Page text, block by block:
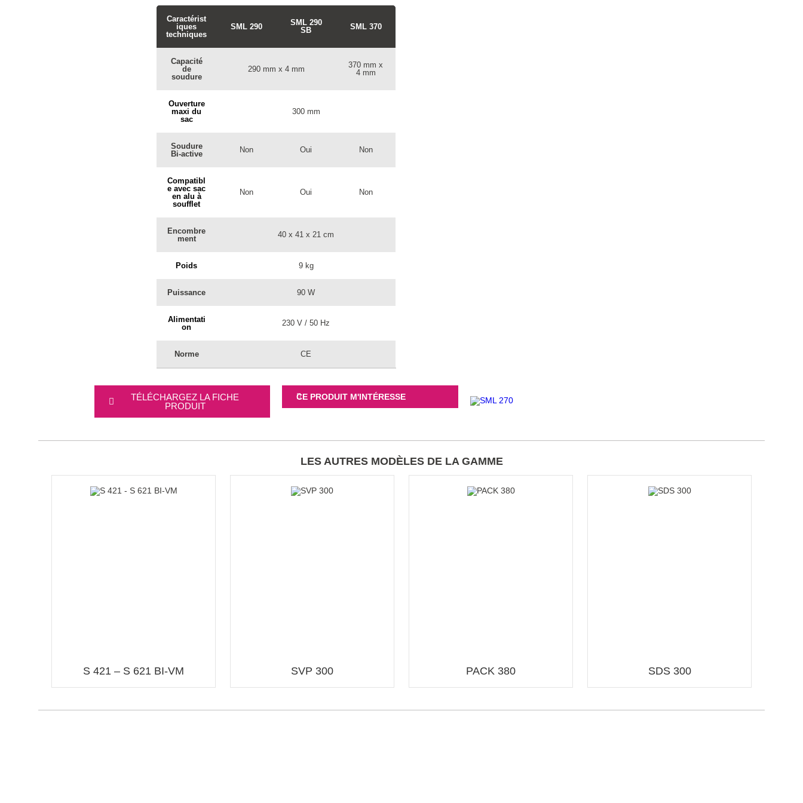
Caractérist
iques
techniques
SML 290
SML 290
SB
SML 370
Capacité
de
soudure
290 mm x 4 mm
370 mm x
4 mm
Ouverture
maxi du
sac
300 mm
Soudure
Bi-active
Non Oui Non
Compatibl
e avec sac
en alu à
soufflet
Non Oui Non
Encombre
ment
40 x 41 x 21 cm
Poids 9 kg
Puissance 90 W
Alimentati
on
230 V / 50 Hz
Norme CE
TÉLÉCHARGEZ LA FICHE
PRODUIT
CE PRODUIT M'INTÉRESSE
LES AUTRES MODÈLES DE LA GAMME
S 421 – S 621 BI-VM SVP 300 PACK 380 SDS 300